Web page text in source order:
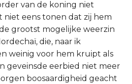
van de koning niet
niet eens tonen dat zij hem
grootst mogelijke weerzin
die, naar ik
weinig voor hem kruipt als
geveinsde eerbied niet meer
boosaardigheid geacht